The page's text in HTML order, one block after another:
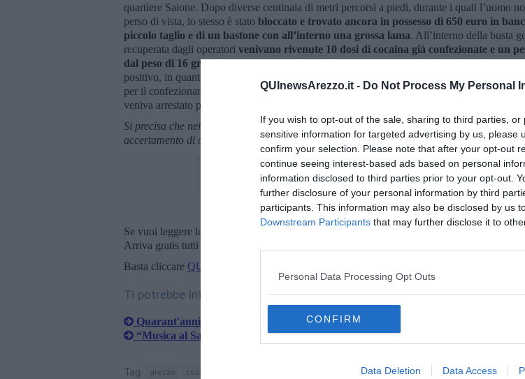
QUInewsArezzo.it - Do Not Process My Personal
If you wish to opt-out of the sale, sharing to third parties,
sensitive information for targeted advertising by us, please
confirm your selection. Please note that after your opt-out
continue seeing interest-based ads based on personal
information disclosed to third parties prior to your opt-out.
further disclosure of your personal information by third
participants. This information may also be disclosed by us
Downstream Participants that may further disclose it to
Personal Data Processing Opt Outs
CONFIRM
Data Deletion Data Access
quartiere Saione. Dopo diverse centinaia di metri percorsi a piedi, durante i quali l’uomo
perso di vista, lo stesso è stato bloccato e trovato ancora in possesso di 650 euro in
piccolo taglio e di un bastone con all’interno una grossa lama. All’interno della busta
recuperata dagli operatori venivano rivenute 10 dosi di cocaina già confezionate e un
dal peso di 16 grammi. Anche la perquisizione domiciliare fatta a casa della persona
positivo, in quanto venivano scoperti ben occultati altri 40 grammi di hashish, due bilancini
per il confezionamento delle singole dosi. Alla fine di tutti gli accertamenti lo straniero,
veniva arrestato per spaccio di droga.
Si precisa che nei confronti dell’indagato sussiste la presunzione di innocenza, fino ad un
accertamento di colpevolezza con sentenza irrevocabile.
Se vuoi leggere le notizie principali della Toscana iscriviti alla
Newsletter QUInews -
Arriva gratis tutti i giorni alle 20:00 direttamente nella tua casella di posta.
Basta cliccare QUI
Ti potrebbe interessare anche:
Quarant'anni di Agriturismo: al via AgrieTour
​“Musica al San Donato” a sostegno del Calcit
Tag arezzo cocaina reparto prevenzione crimine firenze hashish